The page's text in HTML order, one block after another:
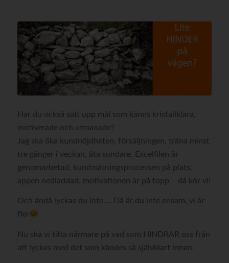
Har du också satt upp mål som känns kristallklara,
motiverade och utmanade?
Jag ska öka kundnöjdheten, försäljningen, träna minst
tre gånger i veckan, äta sundare. Excelfilen är
genomarbetad, kundmätningsprocessen på plats,
appen nedladdad, motivationen är på topp – då kör vi!
Och ändå lyckas du inte…. Då är du inte ensam, vi är
fler
Nu ska vi titta närmare på vad som HINDRAR oss från
att lyckas med det som kändes så självklart innan.